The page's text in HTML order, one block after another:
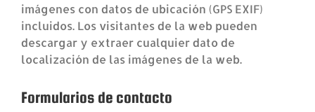
imágenes con datos de ubicación (GPS EXIF)
incluidos. Los visitantes de la web pueden
descargar y extraer cualquier dato de
localización de las imágenes de la web.
Formularios de contacto